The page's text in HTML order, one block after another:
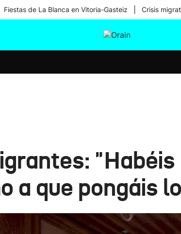
Fiestas de La Blanca en Vitoria-Gasteiz Crisis
"Habéis
a que pongáis